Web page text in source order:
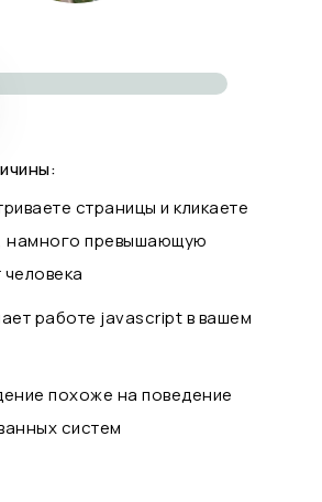
страницы и кликаете
намного превышающую
работе javascript в вашем
похоже на поведение
систем